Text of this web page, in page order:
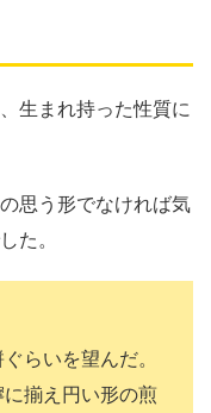
生まれ持った性質に
思う形でなければ気
た。
らいを望んだ。
揃え円い形の煎